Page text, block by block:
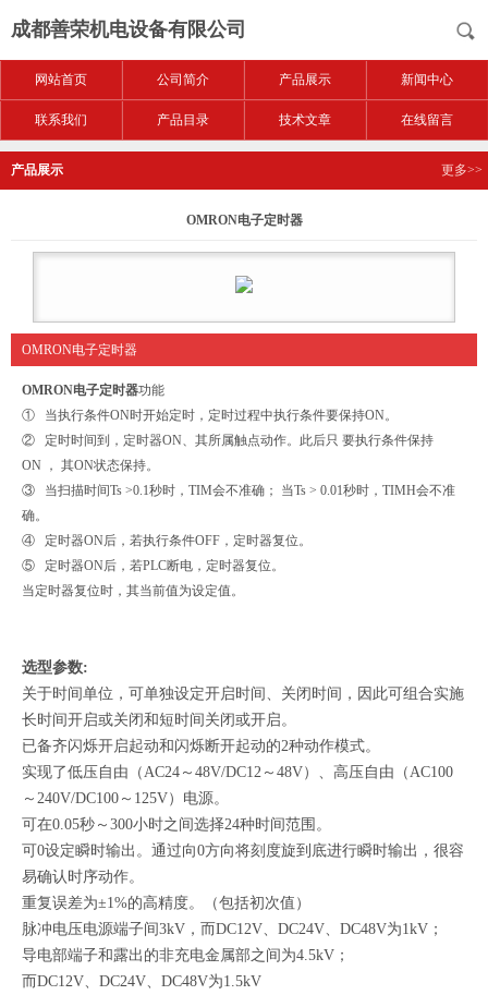
成都善荣机电设备有限公司
网站首页 公司简介 产品展示 新闻中心
联系我们 产品目录 技术文章 在线留言
产品展示 更多>>
OMRON电子定时器
OMRON电子定时器
OMRON电子定时器功能
① 当执行条件ON时开始定时，定时过程中执行条件要保持ON。
② 定时时间到，定时器ON、其所属触点动作。此后只 要执行条件保持
ON ， 其ON状态保持。
③ 当扫描时间Ts >0.1秒时，TIM会不准确； 当Ts > 0.01秒时，TIMH会不准
确。
④ 定时器ON后，若执行条件OFF，定时器复位。
⑤ 定时器ON后，若PLC断电，定时器复位。
当定时器复位时，其当前值为设定值。
选型参数:
关于时间单位，可单独设定开启时间、关闭时间，因此可组合实施
长时间开启或关闭和短时间关闭或开启。
已备齐闪烁开启起动和闪烁断开起动的2种动作模式。
实现了低压自由（AC24～48V/DC12～48V）、高压自由（AC100
～240V/DC100～125V）电源。
可在0.05秒～300小时之间选择24种时间范围。
可0设定瞬时输出。通过向0方向将刻度旋到底进行瞬时输出，很容
易确认时序动作。
重复误差为±1%的高精度。（包括初次值）
脉冲电压电源端子间3kV，而DC12V、DC24V、DC48V为1kV；
导电部端子和露出的非充电金属部之间为4.5kV；
而DC12V、DC24V、DC48V为1.5kV